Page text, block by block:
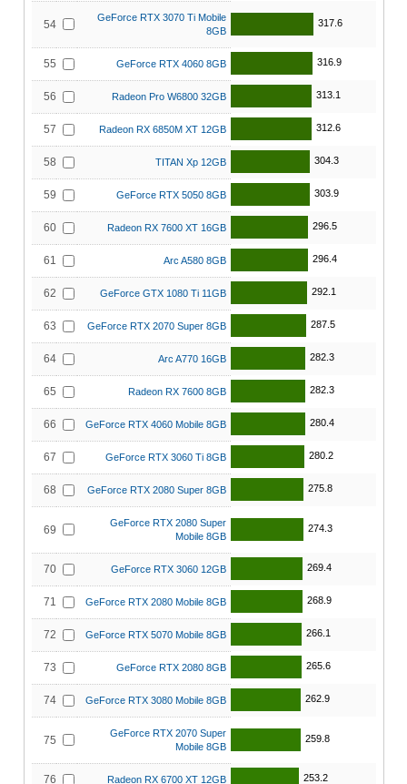
54
GeForce RTX 3070 Ti Mobile
8GB
317.6
55 GeForce RTX 4060 8GB 316.9
56 Radeon Pro W6800 32GB 313.1
57 Radeon RX 6850M XT 12GB 312.6
58 TITAN Xp 12GB 304.3
59 GeForce RTX 5050 8GB 303.9
60 Radeon RX 7600 XT 16GB 296.5
61 Arc A580 8GB 296.4
62 GeForce GTX 1080 Ti 11GB 292.1
63 GeForce RTX 2070 Super 8GB 287.5
64 Arc A770 16GB 282.3
65 Radeon RX 7600 8GB 282.3
66 GeForce RTX 4060 Mobile 8GB 280.4
67 GeForce RTX 3060 Ti 8GB 280.2
68 GeForce RTX 2080 Super 8GB 275.8
69
GeForce RTX 2080 Super
Mobile 8GB
274.3
70 GeForce RTX 3060 12GB 269.4
71 GeForce RTX 2080 Mobile 8GB 268.9
72 GeForce RTX 5070 Mobile 8GB 266.1
73 GeForce RTX 2080 8GB 265.6
74 GeForce RTX 3080 Mobile 8GB 262.9
75
GeForce RTX 2070 Super
Mobile 8GB
259.8
76 Radeon RX 6700 XT 12GB 253.2